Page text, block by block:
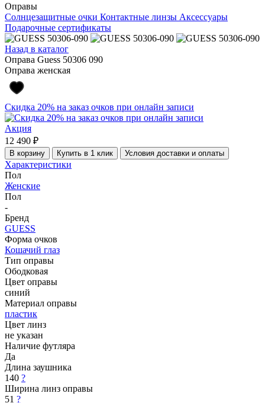
Оправы
Солнцезащитные очки Контактные линзы Аксессуары
Подарочные сертификаты
Назад в каталог
Оправа Guess 50306 090
Оправа женская
Скидка 20% на заказ очков при онлайн записи
Акция
12 490 ₽
В корзину Купить в 1 клик Условия доставки и оплаты
Характеристики
Пол
Женские
Пол
-
Бренд
GUESS
Форма очков
Кошачий глаз
Тип оправы
Ободковая
Цвет оправы
синий
Материал оправы
пластик
Цвет линз
не указан
Наличие футляра
Да
Длина заушника
140 ?
Ширина линз оправы
51 ?